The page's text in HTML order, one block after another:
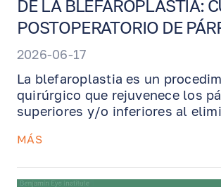
DE LA BLEFAROPLASTIA:
POSTOPERATORIO DE
2026-06-17
La blefaroplastia es un
quirúrgico que rejuvenece los
superiores y/o inferiores al
de recuperación explica qué
incluyendo inflamación,
MÁS